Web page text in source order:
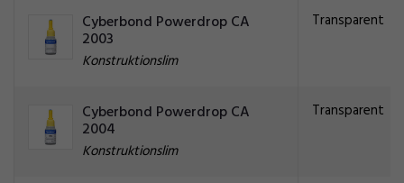
Cyberbond Powerdrop CA
2003
Konstruktionslim
Transparent
Cyberbond Powerdrop CA
2004
Konstruktionslim
Transparent